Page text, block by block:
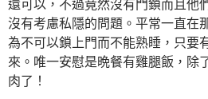
還可以，不過竟然沒有門鎖而且他
沒有考慮私隱的問題。平常一直在
為不可以鎖上門而不能熟睡，只要
來。唯一安慰是晩餐有雞腿飯，除
肉了！